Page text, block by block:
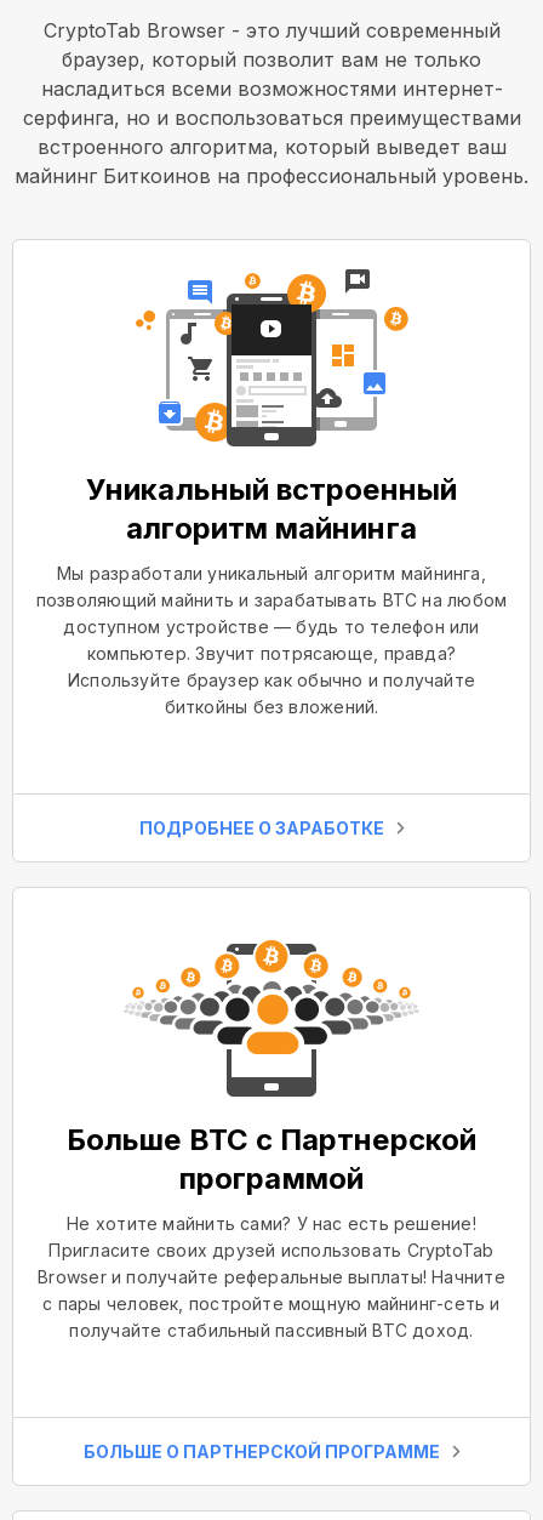
CryptoTab Browser - это лучший современный
браузер, который позволит вам не только
насладиться всеми возможностями интернет-
серфинга, но и воспользоваться преимуществами
встроенного алгоритма, который выведет ваш
майнинг Биткоинов на профессиональный уровень.
Уникальный встроенный
алгоритм майнинга
Мы разработали уникальный алгоритм майнинга,
позволяющий майнить и зарабатывать BTC на любом
доступном устройстве — будь то телефон или
компьютер. Звучит потрясающе, правда?
Используйте браузер как обычно и получайте
биткойны без вложений.
ПОДРОБНЕЕ О ЗАРАБОТКЕ
Больше BTC с Партнерской
программой
Не хотите майнить сами? У нас есть решение!
Пригласите своих друзей использовать CryptoTab
Browser и получайте реферальные выплаты! Начните
с пары человек, постройте мощную майнинг-сеть и
получайте стабильный пассивный BTC доход.
БОЛЬШЕ О ПАРТНЕРСКОЙ ПРОГРАММЕ